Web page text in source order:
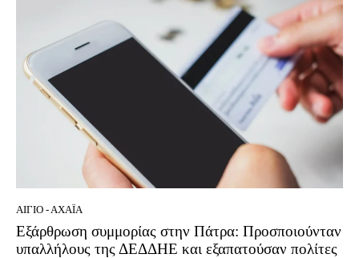
ΑΊΓΙΟ - ΑΧΑΪ́Α
Εξάρθρωση συμμορίας στην Πάτρα: Προσποιούνταν
υπαλλήλους της ΔΕΔΔΗΕ και εξαπατούσαν πολίτες